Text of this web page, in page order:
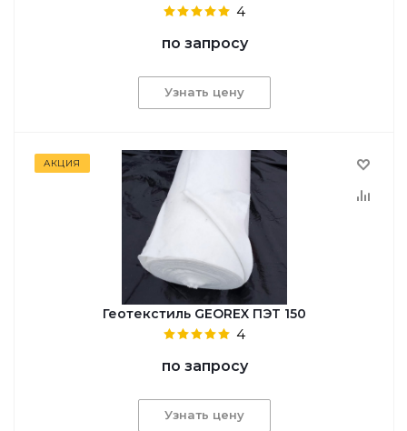
4
по запросу
Узнать цену
АКЦИЯ
Геотекстиль GEОREX ПЭТ 150
4
по запросу
Узнать цену